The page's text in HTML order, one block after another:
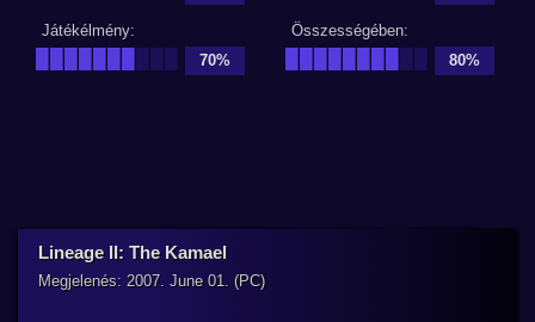
Játékélmény:
70%
Összességében:
80%
Lineage II: The Kamael
Megjelenés: 2007. June 01. (PC)